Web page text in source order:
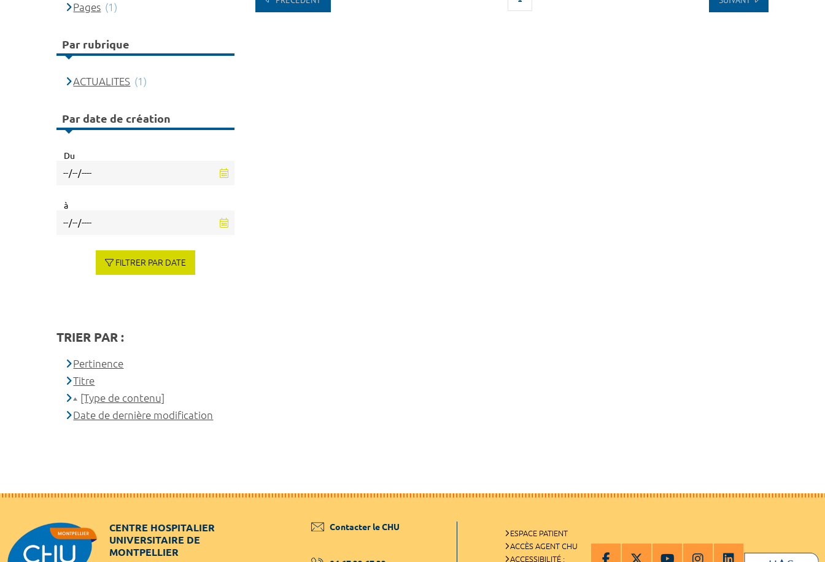
Pages (1)
Par rubrique
ACTUALITES (1)
Par date de création
Du
à
FILTRER PAR DATE
TRIER PAR :
Pertinence
Titre
[Type de contenu]
Date de dernière modification
CENTRE HOSPITALIER
UNIVERSITAIRE DE
MONTPELLIER
Contacter le CHU
ESPACE PATIENT
ACCÈS AGENT CHU
ACCESSIBILITÉ :